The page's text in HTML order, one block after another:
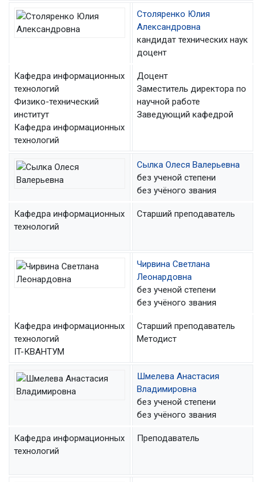
Столяренко Юлия
Александровна
кандидат технических наук
доцент
Кафедра информационных
технологий
Физико-технический
институт
Кафедра информационных
технологий
Доцент
Заместитель директора по
научной работе
Заведующий кафедрой
Сылка Олеся Валерьевна
без ученой степени
без учёного звания
Кафедра информационных
технологий
Старший преподаватель
Чирвина Светлана
Леонардовна
без ученой степени
без учёного звания
Кафедра информационных
технологий
IT-КВАНТУМ
Старший преподаватель
Методист
Шмелева Анастасия
Владимировна
без ученой степени
без учёного звания
Кафедра информационных
технологий
Преподаватель